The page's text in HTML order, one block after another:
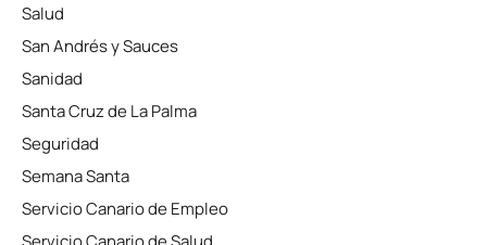
Salud
San Andrés y Sauces
Sanidad
Santa Cruz de La Palma
Seguridad
Semana Santa
Servicio Canario de Empleo